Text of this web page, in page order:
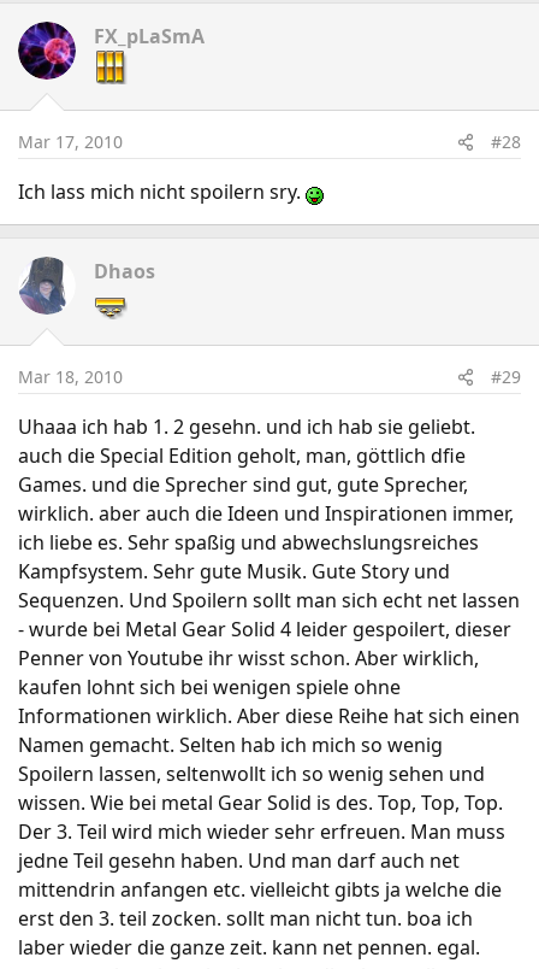
FX_pLaSmA
Mar 17, 2010 #28
Ich lass mich nicht spoilern sry.
Dhaos
Mar 18, 2010 #29
Uhaaa ich hab 1. 2 gesehn. und ich hab sie geliebt.
auch die Special Edition geholt, man, göttlich dfie
Games. und die Sprecher sind gut, gute Sprecher,
wirklich. aber auch die Ideen und Inspirationen immer,
ich liebe es. Sehr spaßig und abwechslungsreiches
Kampfsystem. Sehr gute Musik. Gute Story und
Sequenzen. Und Spoilern sollt man sich echt net lassen
- wurde bei Metal Gear Solid 4 leider gespoilert, dieser
Penner von Youtube ihr wisst schon. Aber wirklich,
kaufen lohnt sich bei wenigen spiele ohne
Informationen wirklich. Aber diese Reihe hat sich einen
Namen gemacht. Selten hab ich mich so wenig
Spoilern lassen, seltenwollt ich so wenig sehen und
wissen. Wie bei metal Gear Solid is des. Top, Top, Top.
Der 3. Teil wird mich wieder sehr erfreuen. Man muss
jedne Teil gesehn haben. Und man darf auch net
mittendrin anfangen etc. vielleicht gibts ja welche die
erst den 3. teil zocken. sollt man nicht tun. boa ich
laber wieder die ganze zeit. kann net pennen. egal.